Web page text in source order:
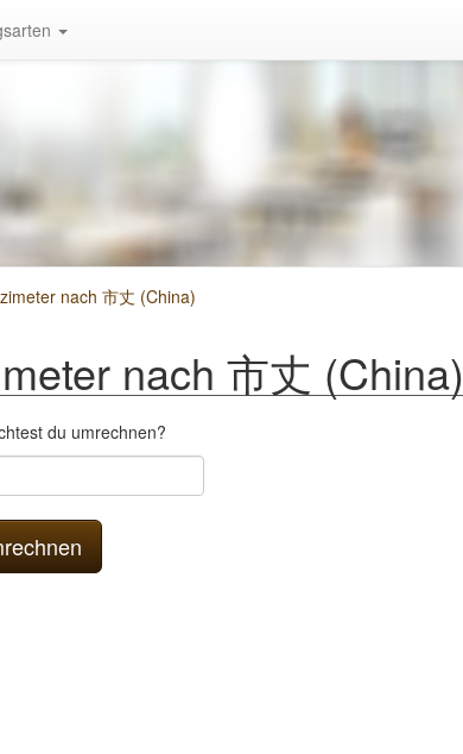
nach 市丈 (China)
nach 市丈 (China)
du umrechnen?